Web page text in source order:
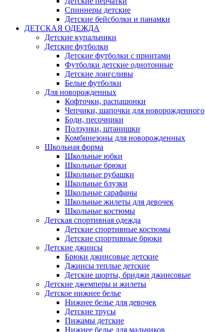
Спиннеры детские
Детские бейсболки и панамки
ДЕТСКАЯ ОДЕЖДА
Детские купальники
Детские футболки
Детские футболки с принтами
Футболки детские однотонные
Детские лонгсливы
Белые футболки
Для новорожденных
Кофточки, распашонки
Чепчики, шапочки для новорожденного
Боди, песочники
Ползунки, штанишки
Комбинезоны для новорожденных
Школьная форма
Школьные юбки
Школьные брюки
Школьные рубашки
Школьные блузки
Школьные сарафаны
Школьные жилеты для девочек
Школьные костюмы
Детская спортивная одежда
Детские спортивные костюмы
Детские спортивные брюки
Детские джинсы
Брюки джинсовые детские
Джинсы теплые детские
Детские шорты, бриджи джинсовые
Детские джемперы и жилеты
Детское нижнее белье
Нижнее белье для девочек
Детские трусы
Пижамы детские
Нижнее белье для мальчиков